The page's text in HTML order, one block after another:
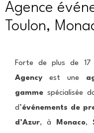
Agence
Toulon,
Forte de plus de 17
Agencyest une
gamme spécialisée
d’événements de
d’Azur, à Monaco,